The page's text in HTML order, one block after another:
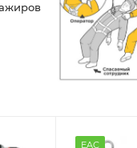
EAC